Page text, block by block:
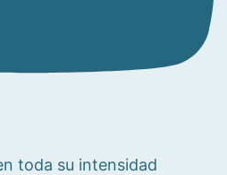
toda su intensidad